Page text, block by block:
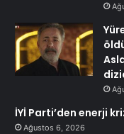
İYİ Parti’den enerji
Ağustos 6, 2026